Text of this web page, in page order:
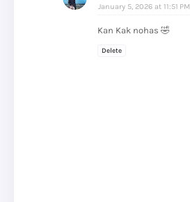
January 5, 2026 at 11:51 PM
Kan Kak nohas 🤣
Delete